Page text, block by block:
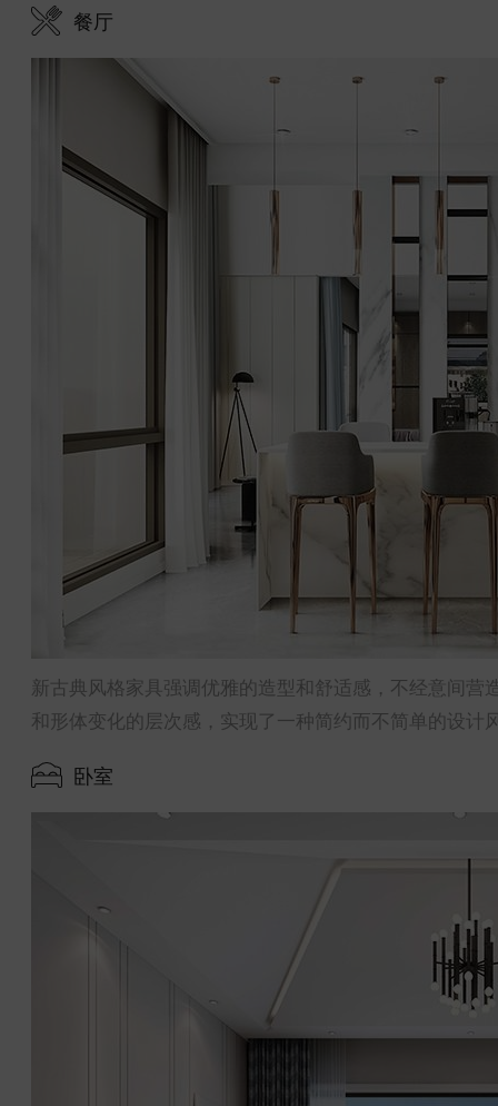
餐厅
新古典风格家具强调优雅的造型和舒适感，不经意间
和形体变化的层次感，实现了一种简约而不简单的设计
卧室